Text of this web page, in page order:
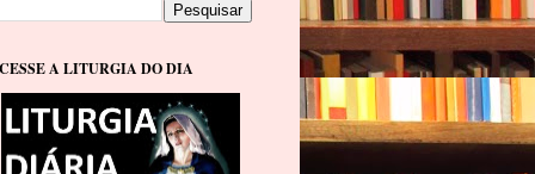
A LITURGIA DO DIA